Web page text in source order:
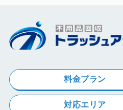
料金プラン
対応エリア